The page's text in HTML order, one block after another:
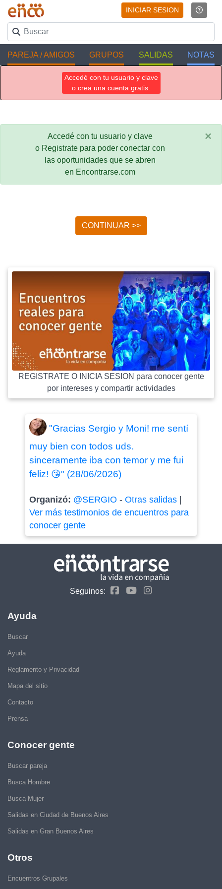
INICIAR SESION
PAREJA / AMIGOS GRUPOS SALIDAS NOTAS
Accedé con tu usuario y clave
o crea una cuenta gratis.
Accedé con tu usuario y clave
o Registrate para poder conectar con
las oportunidades que se abren
en Encontrarse.com
×
CONTINUAR >>
REGISTRATE O INICIA SESION para conocer gente
por intereses y compartir actividades
"Gracias Sergio y Moni! me sentí
muy bien con todos uds.
sinceramente iba con temor y me fui
feliz! 😘" (28/06/2026)
Organizó: @SERGIO - Otras salidas|
Ver más testimonios de encuentros para
conocer gente
Seguinos:
Ayuda
Buscar
Ayuda
Reglamento y Privacidad
Mapa del sitio
Contacto
Prensa
Conocer gente
Buscar pareja
Busca Hombre
Busca Mujer
Salidas en Ciudad de Buenos Aires
Salidas en Gran Buenos Aires
Otros
Encuentros Grupales